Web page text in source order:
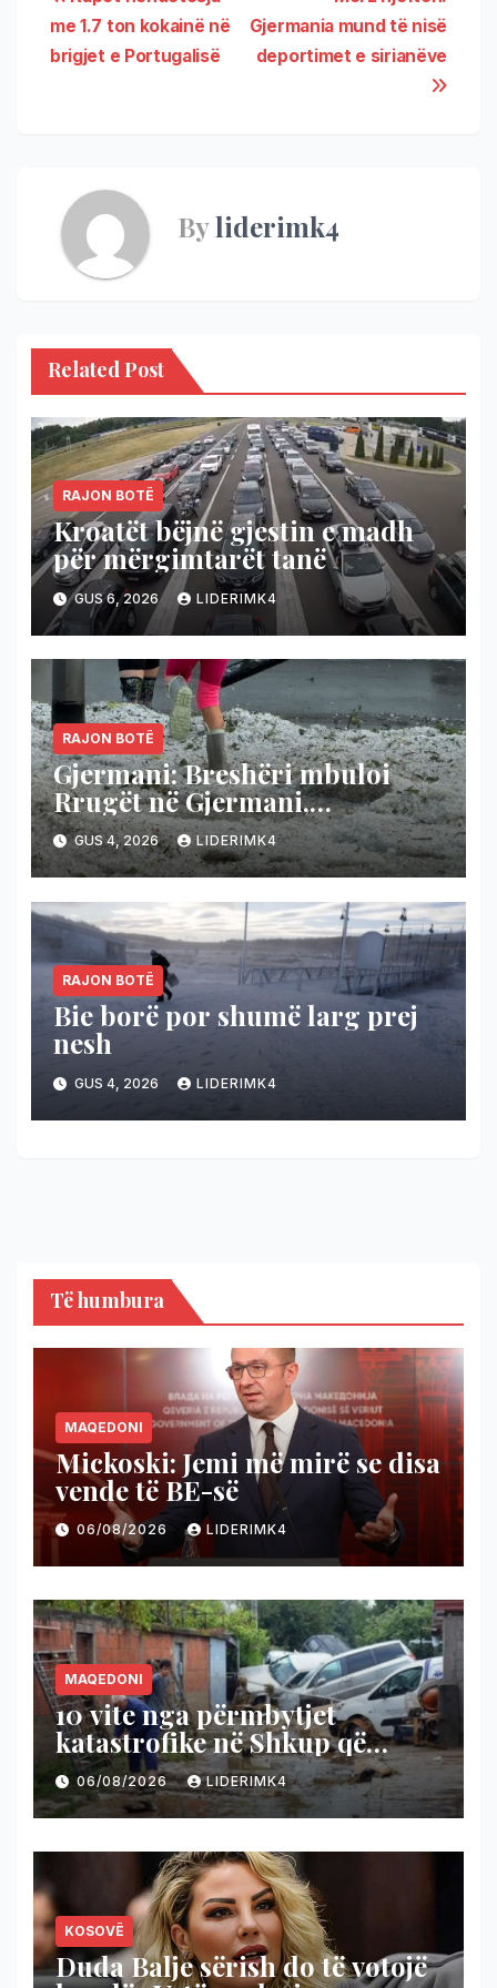
Gjermania mund të nisë
deportimet e sirianëve
me 1.7 ton kokainë në
brigjet e Portugalisë
Byliderimk4
Related Post
RAJON BOTË
Kroatët bëjnë gjestin e madh
për mërgimtarët tanë
GUS 6, 2026 LIDERIMK4
RAJON BOTË
Gjermani: Breshëri mbuloi
Rrugët në Gjermani,
temperaturat bien nga 36 në 19
gradë
GUS 4, 2026 LIDERIMK4
RAJON BOTË
Bie borë por shumë larg prej
nesh
GUS 4, 2026 LIDERIMK4
Të humbura
MAQEDONI
Mickoski: Jemi më mirë se disa
vende të BE-së
06/08/2026 LIDERIMK4
MAQEDONI
10 vite nga përmbytjet
katastrofike në Shkup që
morën 22 jetë njerëzish
06/08/2026 LIDERIMK4
KOSOVË
Duda Balje sërish do të votojë